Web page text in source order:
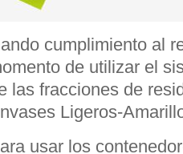
cumplimiento al
de utilizar el
las fracciones de
Ligeros-
usar los